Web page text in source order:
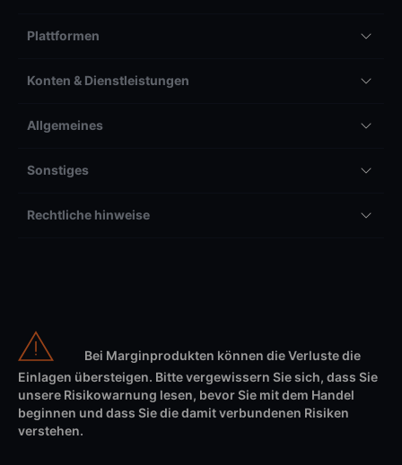
Plattformen
Konten & Dienstleistungen
Allgemeines
Sonstiges
Rechtliche hinweise
Bei Marginprodukten können die Verluste die
Einlagen übersteigen. Bitte vergewissern Sie sich, dass Sie
unsere Risikowarnung lesen, bevor Sie mit dem Handel
beginnen und dass Sie die damit verbundenen Risiken
verstehen.